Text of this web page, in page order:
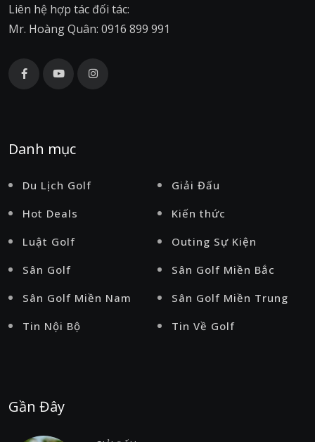
Liên hệ hợp tác đối tác:
Mr. Hoàng Quân: 0916 899 991
Danh mục
Du Lịch Golf
Giải Đấu
Hot Deals
Kiến thức
Luật Golf
Outing Sự Kiện
Sân Golf
Sân Golf Miền Bắc
Sân Golf Miền Nam
Sân Golf Miền Trung
Tin Nội Bộ
Tin Về Golf
Gần Đây